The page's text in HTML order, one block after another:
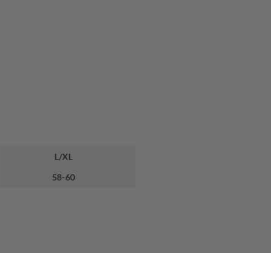
L/XL
58-60